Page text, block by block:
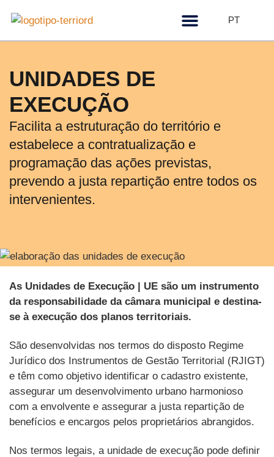
PT
UNIDADES DE
EXECUÇÃO
Facilita a estruturação do território e
estabelece a contratualização e
programação das ações previstas,
prevendo a justa repartição entre todos os
intervenientes.
As Unidades de Execução | UE são um instrumento
da responsabilidade da câmara municipal e destina-
se à execução dos planos territoriais.
São desenvolvidas nos termos do disposto Regime
Jurídico dos Instrumentos de Gestão Territorial (RJIGT)
e têm como objetivo identificar o cadastro existente,
assegurar um desenvolvimento urbano harmonioso
com a envolvente e assegurar a justa repartição de
benefícios e encargos pelos proprietários abrangidos.
Nos termos legais, a unidade de execução pode definir